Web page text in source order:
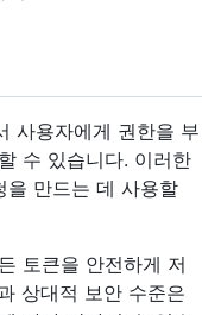
사용자에게 권한을 부
수 있습니다. 이러한
을 만드는 데 사용할
토큰을 안전하게 저
상대적 보안 수준은